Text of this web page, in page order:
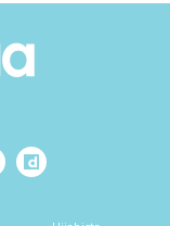
mengikat tali
#BASS itu